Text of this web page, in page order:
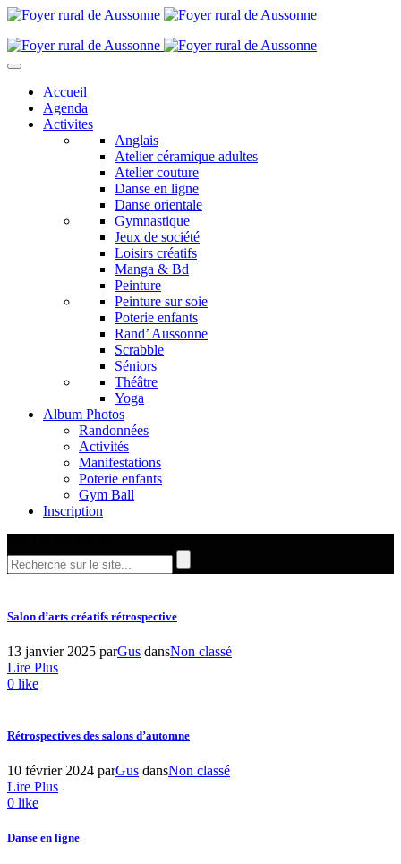
Accueil
Agenda
Activites
Anglais
Atelier céramique adultes
Atelier couture
Danse en ligne
Danse orientale
Gymnastique
Jeux de société
Loisirs créatifs
Manga & Bd
Peinture
Peinture sur soie
Poterie enfants
Rand’ Aussonne
Scrabble
Séniors
Théâtre
Yoga
Album Photos
Randonnées
Activités
Manifestations
Poterie enfants
Gym Ball
Inscription
Salon d’arts créatifs rétrospective
13 janvier 2025 parGus dansNon classé
Lire Plus
0 like
Rétrospectives des salons d’automne
10 février 2024 parGus dansNon classé
Lire Plus
0 like
Danse en ligne